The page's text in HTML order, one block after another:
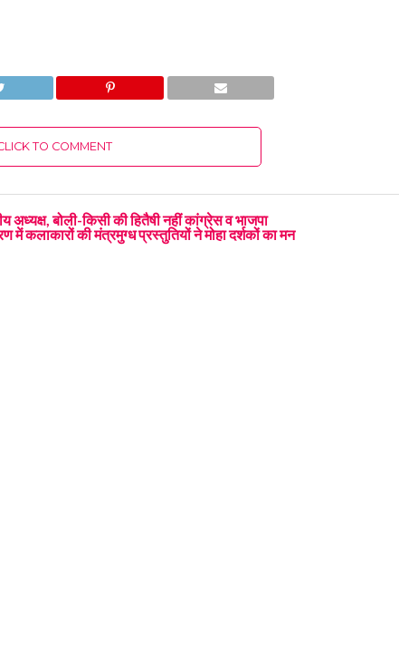
TO COMMENT
अध्यक्ष, बोली-किसी की हितैषी नहीं कांग्रेस व भाजपा
में कलाकारों की मंत्रमुग्ध प्रस्तुतियों ने मोहा दर्शकों का मन